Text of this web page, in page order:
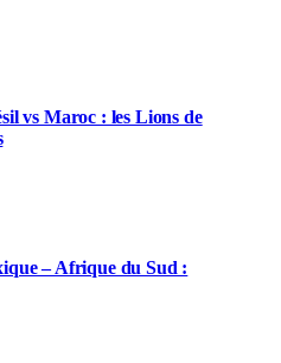
vs Maroc : les Lions de
– Afrique du Sud :